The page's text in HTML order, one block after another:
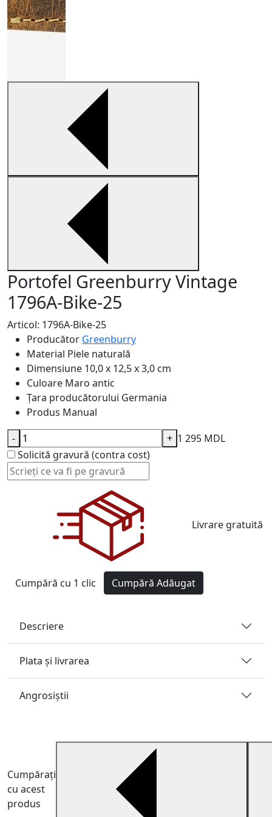
Portofel Greenburry Vintage
1796A-Bike-25
Articol: 1796A-Bike-25
Producător Greenburry
Material Piele naturală
Dimensiune 10,0 x 12,5 x 3,0 cm
Culoare Maro antic
Țara producătorului Germania
Produs Manual
1 295 MDL
Solicită gravură (contra cost)
- +
Livrare gratuită
Cumpără cu 1 clic Cumpără Adăugat
Descriere
Plata și livrarea
Angrosiştii
Cumpărați
cu acest
produs